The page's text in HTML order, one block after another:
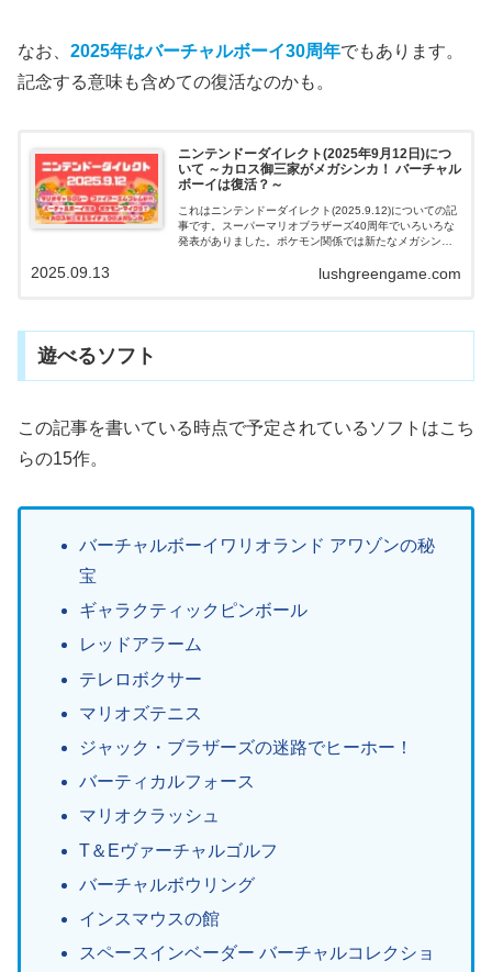
なお、 2025年はバーチャルボーイ30周年でもあります。
記念する意味も含めての復活なのかも。
ニンテンドーダイレクト(2025年9月12日)につ
いて ～カロス御三家がメガシンカ！ バーチャル
ボーイは復活？～
これはニンテンドーダイレクト(2025.9.12)についての記
事です。スーパーマリオブラザーズ40周年でいろいろな
発表がありました。ポケモン関係では新たなメガシンカ
ろ。バーチャルボーイも復活するとか。lushgreengame.com
2025.09.13
遊べるソフト
この記事を書いている時点で予定されているソフトはこち
らの15作。
バーチャルボーイワリオランド アワゾンの秘
宝
ギャラクティックピンボール
レッドアラーム
テレロボクサー
マリオズテニス
ジャック・ブラザーズの迷路でヒーホー！
バーティカルフォース
マリオクラッシュ
T＆Eヴァーチャルゴルフ
バーチャルボウリング
インスマウスの館
スペースインベーダー バーチャルコレクショ